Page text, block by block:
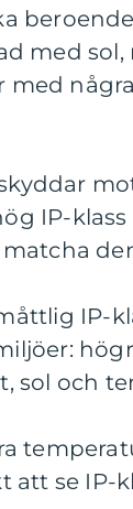
med sol,
IP-klass
IP-
sol och
att se IP-